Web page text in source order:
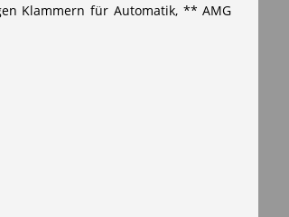
Klammern für Automatik, ** AMG